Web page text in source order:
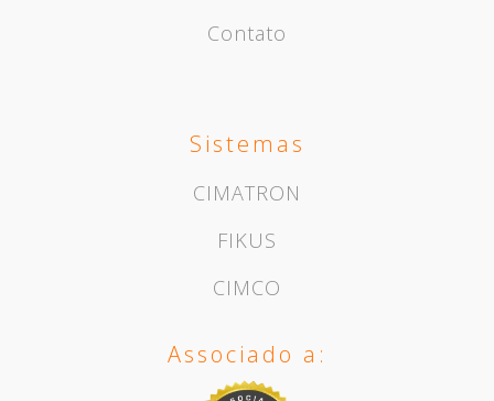
Contato
Sistemas
CIMATRON
FIKUS
CIMCO
Associado a: